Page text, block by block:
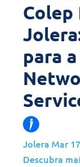
Colep
para
Jolera Mar
Descubra